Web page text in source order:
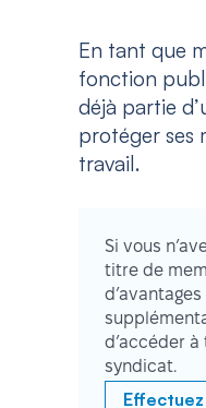
En tant que
fonction
déjà partie
protéger ses
travail.
Si vous
titre de
d’accéder
syndicat.